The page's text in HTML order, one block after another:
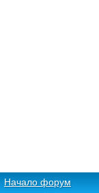
Начало форум